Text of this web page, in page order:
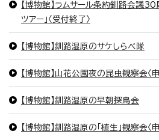
【博物館】ラムサール条約釧路会議
ツアー」〈受付終了〉
【博物館】釧路湿原のサケしらべ隊
【博物館】山花公園夜の昆虫観察会〈
【博物館】釧路湿原の早朝探鳥会
【博物館】釧路湿原の「植生」観察会〈